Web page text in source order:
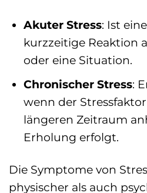
Akuter Stress: Ist
kurzzeitige Reaktion
oder eine Situation.
Chronischer Stress:
wenn der
längeren Zeitraum
Erholung erfolgt.
Die Symptome von
physischer als auch